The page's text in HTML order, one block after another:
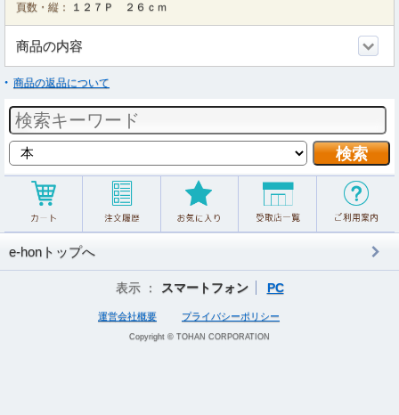
頁数・縦：
１２７Ｐ ２６ｃｍ
商品の内容
商品の返品について
e-honトップへ
表示 ： スマートフォン PC
運営会社概要 プライバシーポリシー
Copyright © TOHAN CORPORATION